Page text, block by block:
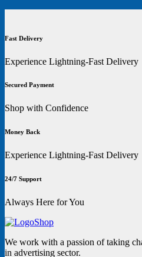
Fast Delivery
Experience Lightning-Fast Delivery
Secured Payment
Shop with Confidence
Money Back
Experience Lightning-Fast Delivery
24/7 Support
Always Here for You
We work with a passion of taking
in advertising sector.